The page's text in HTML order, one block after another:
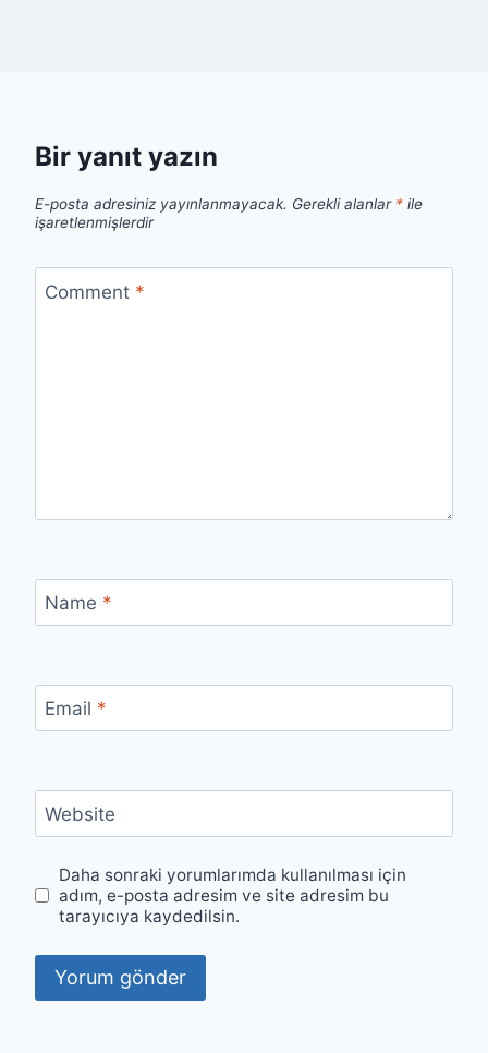
Bir yanıt yazın
E-posta adresiniz yayınlanmayacak. Gerekli alanlar * ile
işaretlenmişlerdir
Comment *
Name *
Email *
Website
Daha sonraki yorumlarımda kullanılması için
adım, e-posta adresim ve site adresim bu
tarayıcıya kaydedilsin.